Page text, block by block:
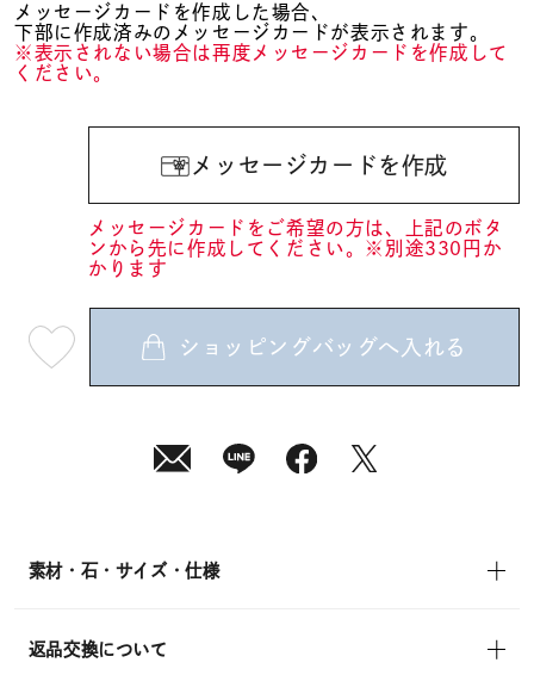
メッセージカードを作成した場合、
下部に作成済みのメッセージカードが表示されます。
※表示されない場合は再度メッセージカードを作成して
ください。
メッセージカードを作成
メッセージカードをご希望の方は、上記のボタ
ンから先に作成してください。※別途330円か
かります
08
ショッピングバッグへ入れる
素材・石・サイズ・仕様
返品交換について